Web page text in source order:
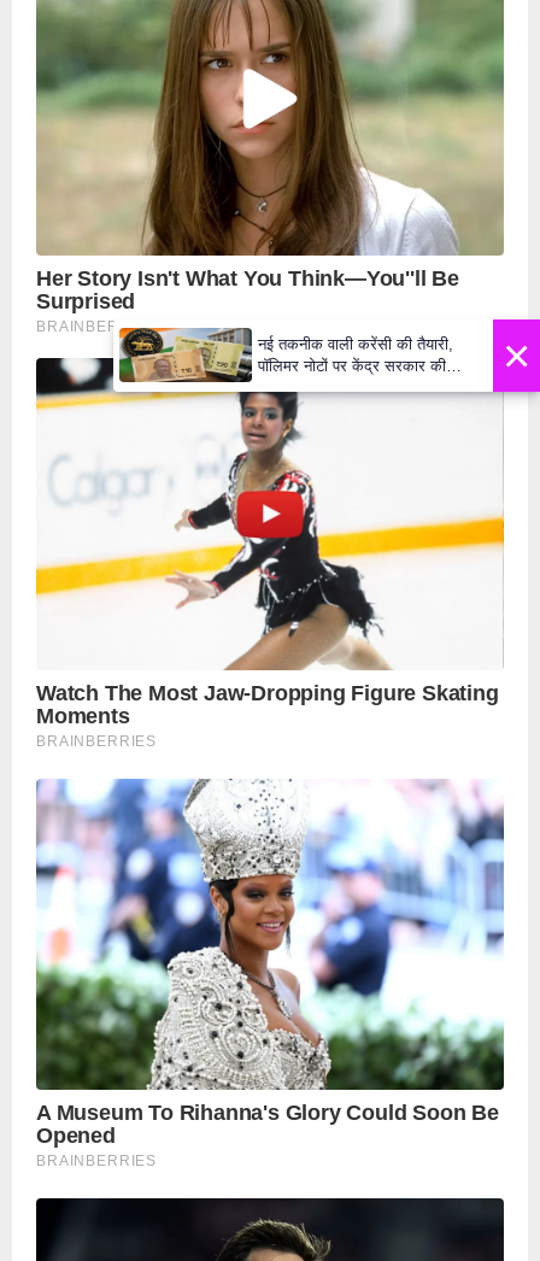
×
नई तकनीक वाली करेंसी की तैयारी,
पॉलिमर नोटों पर केंद्र सरकार की
₹10 और ₹20 के नोट - Daily Lok
Manch PM Modi U